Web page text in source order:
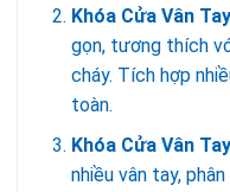
Khóa Cửa Vân
gọn, tương thích
cháy. Tích hợp
toàn.
Khóa Cửa Vân
nhiều vân tay,